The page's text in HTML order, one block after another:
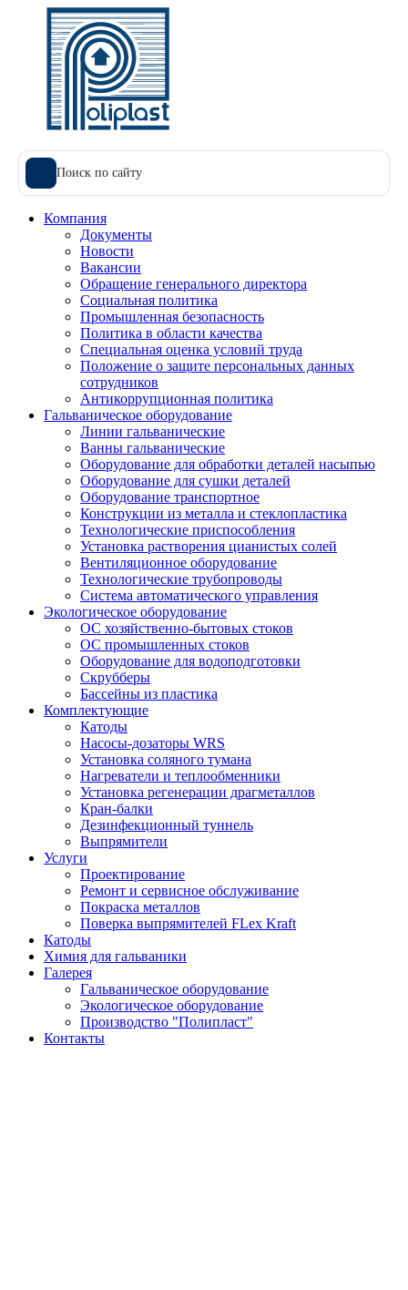
Поиск по сайту
Компания
Документы
Новости
Вакансии
Обращение генерального директора
Социальная политика
Промышленная безопасность
Политика в области качества
Специальная оценка условий труда
Положение о защите персональных данных
сотрудников
Антикоррупционная политика
Гальваническое оборудование
Линии гальванические
Ванны гальванические
Оборудование для обработки деталей насыпью
Оборудование для сушки деталей
Оборудование транспортное
Конструкции из металла и стеклопластика
Технологические приспособления
Установка растворения цианистых солей
Вентиляционное оборудование
Технологические трубопроводы
Система автоматического управления
Экологическое оборудование
ОС хозяйственно-бытовых стоков
ОС промышленных стоков
Оборудование для водоподготовки
Скрубберы
Бассейны из пластика
Комплектующие
Катоды
Насосы-дозаторы WRS
Установка соляного тумана
Нагреватели и теплообменники
Установка регенерации драгметаллов
Кран-балки
Дезинфекционный туннель
Выпрямители
Услуги
Проектирование
Ремонт и сервисное обслуживание
Покраска металлов
Поверка выпрямителей FLex Kraft
Катоды
Химия для гальваники
Галерея
Гальваническое оборудование
Экологическое оборудование
Производство "Полипласт"
Контакты